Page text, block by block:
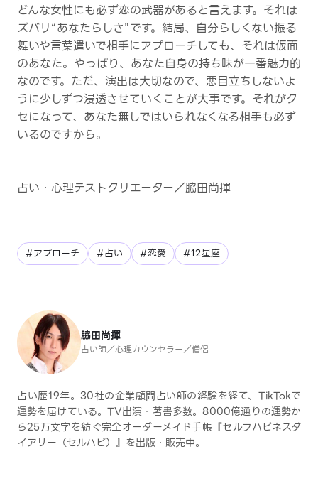
どんな女性にも必ず恋の武器があると言えます。それは
ズバリ“あなたらしさ”です。結局、自分らしくない振る
舞いや言葉遣いで相手にアプローチしても、それは仮面
のあなた。やっぱり、あなた自身の持ち味が一番魅力的
なのです。ただ、演出は大切なので、悪目立ちしないよ
うに少しずつ浸透させていくことが大事です。それがク
セになって、あなた無しではいられなくなる相手も必ず
いるのですから。
占い・心理テストクリエーター／脇田尚揮
#アプローチ #占い #恋愛 #12星座
脇田尚揮
占い師／心理カウンセラー／僧侶
占い歴19年。30社の企業顧問占い師の経験を経て、TikTokで
運勢を届けている。TV出演・著書多数。8000億通りの運勢か
ら25万文字を紡ぐ完全オーダーメイド手帳『セルフハピネスダ
イアリー（セルハピ）』を出版・販売中。